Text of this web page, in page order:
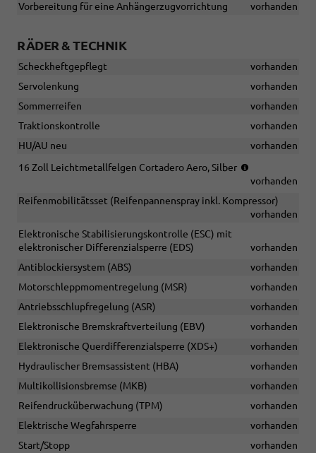
Vorbereitung für eine Anhängerzugvorrichtung
vorhanden
RÄDER & TECHNIK
Scheckheftgepflegt
vorhanden
Servolenkung
vorhanden
Sommerreifen
vorhanden
Traktionskontrolle
vorhanden
HU/AU neu
vorhanden
16 Zoll Leichtmetallfelgen Cortadero Aero, Silber
205/55
vorhanden
Reifenmobilitätsset (Reifenpannenspray inkl. Kompressor)
vorhanden
Elektronische Stabilisierungskontrolle (ESC) mit
elektronischer Differenzialsperre (EDS)
vorhanden
Antiblockiersystem (ABS)
vorhanden
Motorschleppmomentregelung (MSR)
vorhanden
Antriebsschlupfregelung (ASR)
vorhanden
Elektronische Bremskraftverteilung (EBV)
vorhanden
Elektronische Querdifferenzialsperre (XDS+)
vorhanden
Hydraulischer Bremsassistent (HBA)
vorhanden
Multikollisionsbremse (MKB)
vorhanden
Reifendrucküberwachung (TPM)
vorhanden
Elektrische Wegfahrsperre
vorhanden
Start/Stopp
vorhanden